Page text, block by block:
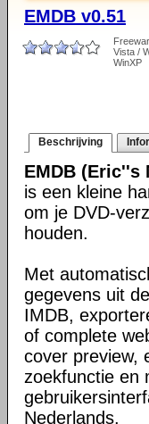
EMDB v0.51
Vista /
WinXP
Beschrijving
EMDB (Eric''s
is een kleine
om je DVD-
houden.
Met
gegevens uit
IMDB,
of complete
cover preview,
zoekfunctie en
Nederlands.